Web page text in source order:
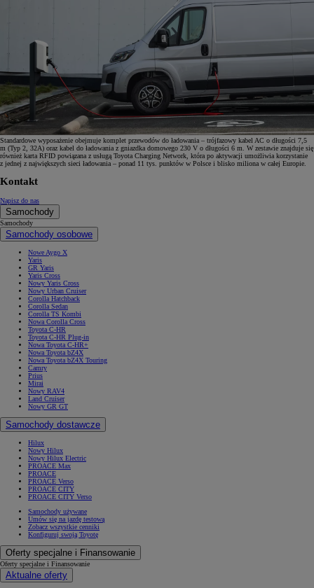
Standardowe wyposażenie obejmuje komplet przewodów do ładowania – trójfazowy kabel AC o długości 7,5
m (Typ 2, 32A) oraz kabel do ładowania z gniazdka domowego 230 V o długości 6 m. W zestawie znajduje się
również karta RFID powiązana z usługą Toyota Charging Network, która po aktywacji umożliwia korzystanie
z jednej z największych sieci ładowania – ponad 11 tys. punktów w Polsce i blisko miliona w całej Europie.
Kontakt
Napisz do nas
Samochody
Samochody
Samochody osobowe
Nowe Aygo X
Yaris
GR Yaris
Yaris Cross
Nowy Yaris Cross
Nowy Urban Cruiser
Corolla Hatchback
Corolla Sedan
Corolla TS Kombi
Nowa Corolla Cross
Toyota C-HR
Toyota C-HR Plug-in
Nowa Toyota C-HR+
Nowa Toyota bZ4X
Nowa Toyota bZ4X Touring
Camry
Prius
Mirai
Nowy RAV4
Land Cruiser
Nowy GR GT
Samochody dostawcze
Hilux
Nowy Hilux
Nowy Hilux Electric
PROACE Max
PROACE
PROACE Verso
PROACE CITY
PROACE CITY Verso
Samochody używane
Umów się na jazdę testową
Zobacz wszystkie cenniki
Konfiguruj swoją Toyotę
Oferty specjalne i Finansowanie
Oferty specjalne i Finansowanie
Aktualne oferty